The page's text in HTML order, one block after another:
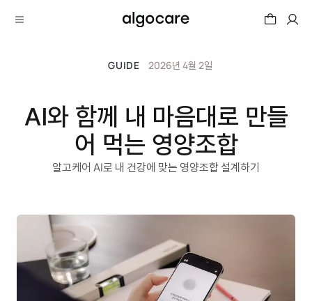
GUIDE 2026년 4월 2일
AI와 함께 내 마음대로 만들
어 먹는 영양조합
알고케어 AI로 내 건강에 맞는 영양조합 설계하기